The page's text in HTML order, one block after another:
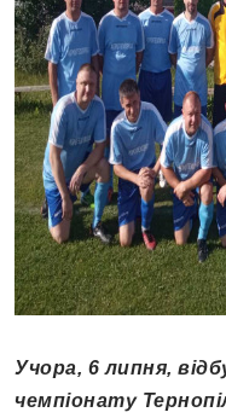
Учора, 6 липня,
чемпіонату